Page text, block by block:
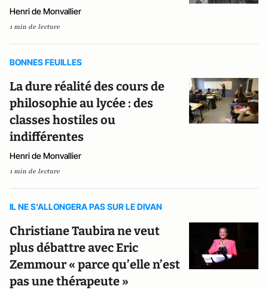
Henri de Monvallier
1 min de lecture
BONNES FEUILLES
La dure réalité des cours de
philosophie au lycée : des
classes hostiles ou
indifférentes
Henri de Monvallier
1 min de lecture
IL NE S’ALLONGERA PAS SUR LE DIVAN
Christiane Taubira ne veut
plus débattre avec Eric
Zemmour « parce qu’elle n’est
pas une thérapeute »